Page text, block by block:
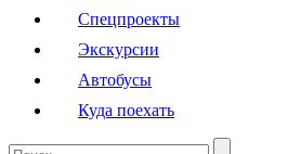
Спецпроекты
Экскурсии
Автобусы
Куда поехать